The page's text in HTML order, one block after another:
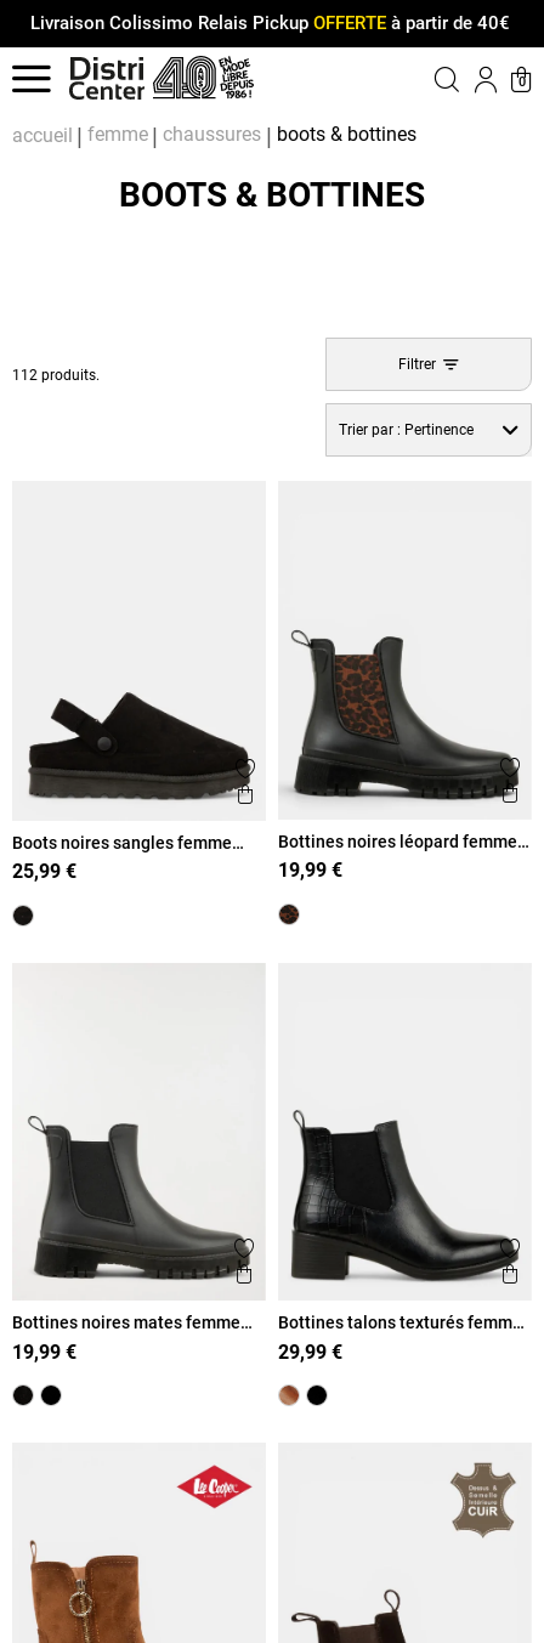
Livraison Colissimo Relais Pickup OFFERTEà partir de 40€
Menu
0
accueil femme chaussures boots & bottines
BOOTS & BOTTINES
112 produits.
Filtrer
Trier par : Pertinence
Ajouter aux favoris
Aperçu rapide
Boots noires sangles femme
(36-41)
25,99 €
Bottines noires léopard femme
(36-41)
19,99 €
Ajouter aux favoris
Aperçu rapide
Bottines noires mates femme
(36-41)
19,99 €
Bottines talons texturés femme
(36-41)
29,99 €